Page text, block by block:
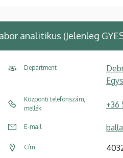
analitikus (Jelenleg
Department
Központi telefonszám,
mellék
+36
E-mail
Cím